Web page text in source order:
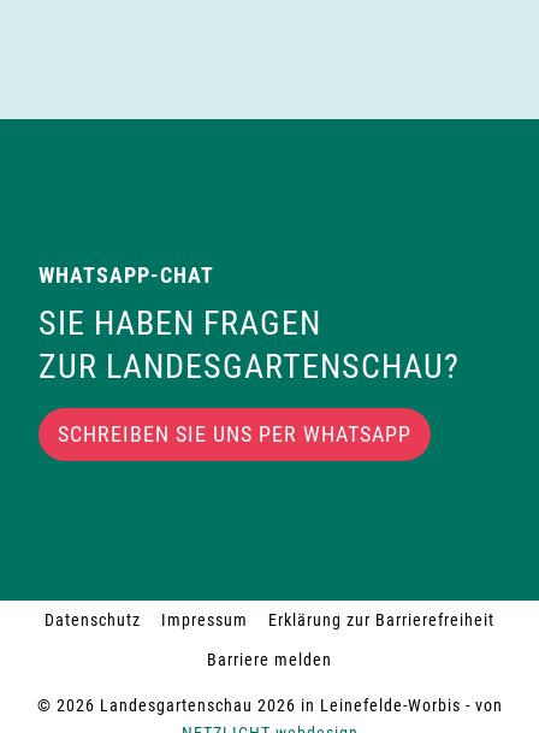
WHATSAPP-CHAT
SIE HABEN FRAGEN
ZUR LANDESGARTENSCHAU?
SCHREIBEN SIE UNS PER WHATSAPP
© 2026 Landesgartenschau 2026 in Leinefelde-Worbis - von
Datenschutz Impressum
Erklärung zur Barrierefreiheit
Barriere melden